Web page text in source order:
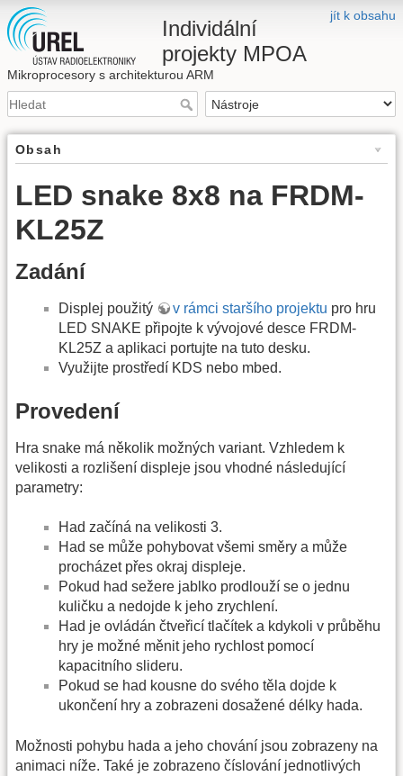
jít k obsahu
Individální
projekty MPOA
Mikroprocesory s architekturou ARM
Obsah
LED snake 8x8 na FRDM-
KL25Z
Zadání
Displej použitý v rámci staršího projektu pro hru
LED SNAKE připojte k vývojové desce FRDM-
KL25Z a aplikaci portujte na tuto desku.
Využijte prostředí KDS nebo mbed.
Provedení
Hra snake má několik možných variant. Vzhledem k
velikosti a rozlišení displeje jsou vhodné následující
parametry:
Had začíná na velikosti 3.
Had se může pohybovat všemi směry a může
procházet přes okraj displeje.
Pokud had sežere jablko prodlouží se o jednu
kuličku a nedojde k jeho zrychlení.
Had je ovládán čtveřicí tlačítek a kdykoli v průběhu
hry je možné měnit jeho rychlost pomocí
kapacitního slideru.
Pokud se had kousne do svého těla dojde k
ukončení hry a zobrazeni dosažené délky hada.
Možnosti pohybu hada a jeho chování jsou zobrazeny na
animaci níže. Také je zobrazeno číslování jednotlivých